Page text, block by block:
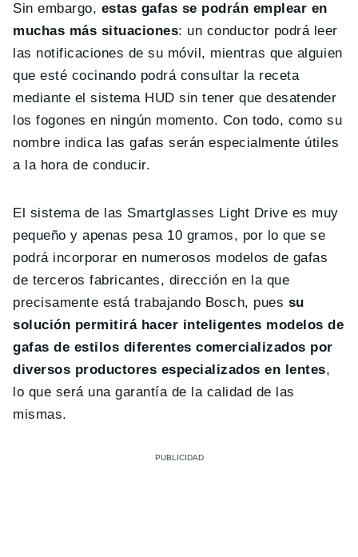
Sin embargo, estas gafas se podrán emplear en
muchas más situaciones: un conductor podrá leer
las notificaciones de su móvil, mientras que alguien
que esté cocinando podrá consultar la receta
mediante el sistema HUD sin tener que desatender
los fogones en ningún momento. Con todo, como su
nombre indica las gafas serán especialmente útiles
a la hora de conducir.
El sistema de las Smartglasses Light Drive es muy
pequeño y apenas pesa 10 gramos, por lo que se
podrá incorporar en numerosos modelos de gafas
de terceros fabricantes, dirección en la que
precisamente está trabajando Bosch, pues su
solución permitirá hacer inteligentes modelos de
gafas de estilos diferentes comercializados por
diversos productores especializados en lentes,
lo que será una garantía de la calidad de las
mismas.